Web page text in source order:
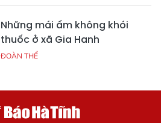
Những mái ấm không khói
thuốc ở xã Gia Hanh
ĐOÀN THỂ